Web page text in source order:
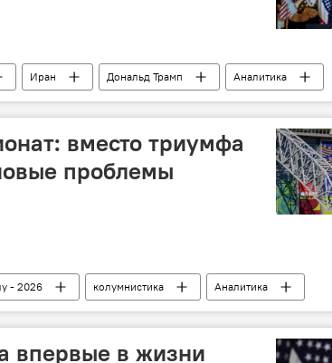
Иран Дональд Трамп Аналитика
вместо триумфа
проблемы
- 2026 колумнистика Аналитика
впервые в жизни